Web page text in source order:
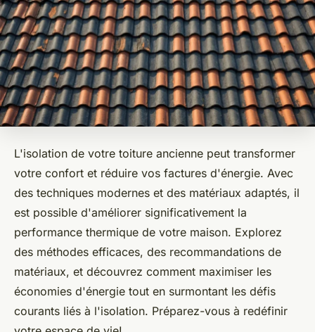
L'isolation de votre toiture ancienne peut transformer
votre confort et réduire vos factures d'énergie. Avec
des techniques modernes et des matériaux adaptés, il
est possible d'améliorer significativement la
performance thermique de votre maison. Explorez
des méthodes efficaces, des recommandations de
matériaux, et découvrez comment maximiser les
économies d'énergie tout en surmontant les défis
courants liés à l'isolation. Préparez-vous à redéfinir